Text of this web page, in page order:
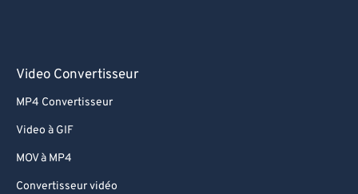
Video Convertisseur
MP4 Convertisseur
Video à GIF
MOV à MP4
Convertisseur vidéo